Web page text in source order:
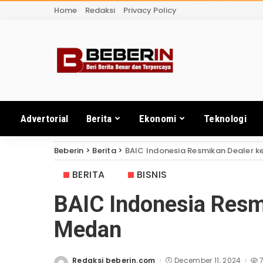
Home Redaksi Privacy Policy
Advertorial Berita Ekonomi Teknologi
Beberin > Berita> BAIC Indonesia Resmikan Dealer
BERITA BISNIS
BAIC Indonesia
Medan
Redaksi beberin.com December 11, 2024